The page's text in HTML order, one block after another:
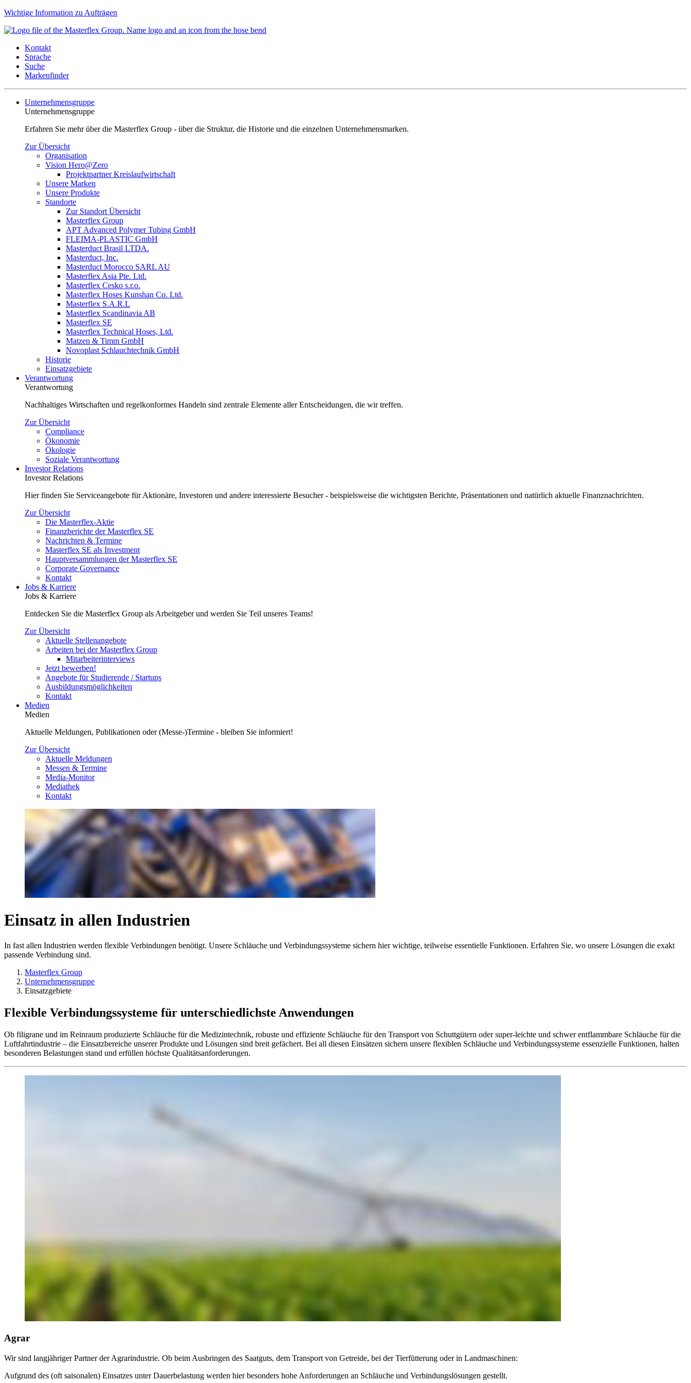
Wichtige Information zu Aufträgen
Kontakt
Sprache
Suche
Markenfinder
Unternehmensgruppe
Unternehmensgruppe
Erfahren Sie mehr über die Masterflex Group - über die Struktur, die Historie und die einzelnen Unternehmensmarken.
Zur Übersicht
Organisation
Vision Hero@Zero
Projektpartner Kreislaufwirtschaft
Unsere Marken
Unsere Produkte
Standorte
Zur Standort Übersicht
Masterflex Group
APT Advanced Polymer Tubing GmbH
FLEIMA-PLASTIC GmbH
Masterduct Brasil LTDA.
Masterduct, Inc.
Masterduct Morocco SARL AU
Masterflex Asia Pte. Ltd.
Masterflex Cesko s.r.o.
Masterflex Hoses Kunshan Co. Ltd.
Masterflex S.A.R.L
Masterflex Scandinavia AB
Masterflex SE
Masterflex Technical Hoses, Ltd.
Matzen & Timm GmbH
Novoplast Schlauchtechnik GmbH
Historie
Einsatzgebiete
Verantwortung
Verantwortung
Nachhaltiges Wirtschaften und regelkonformes Handeln sind zentrale Elemente aller Entscheidungen, die wir treffen.
Zur Übersicht
Compliance
Ökonomie
Ökologie
Soziale Verantwortung
Investor Relations
Investor Relations
Hier finden Sie Serviceangebote für Aktionäre, Investoren und andere interessierte Besucher - beispielsweise die wichtigsten Berichte, Präsentationen und natürlich aktuelle Finanznachrichten.
Zur Übersicht
Die Masterflex-Aktie
Finanzberichte der Masterflex SE
Nachrichten & Termine
Masterflex SE als Investment
Hauptversammlungen der Masterflex SE
Corporate Governance
Kontakt
Jobs & Karriere
Jobs & Karriere
Entdecken Sie die Masterflex Group als Arbeitgeber und werden Sie Teil unseres Teams!
Zur Übersicht
Aktuelle Stellenangebote
Arbeiten bei der Masterflex Group
Mitarbeiterinterviews
Jetzt bewerben!
Angebote für Studierende / Startups
Ausbildungsmöglichkeiten
Kontakt
Medien
Medien
Aktuelle Meldungen, Publikationen oder (Messe-)Termine - bleiben Sie informiert!
Zur Übersicht
Aktuelle Meldungen
Messen & Termine
Media-Monitor
Mediathek
Kontakt
Einsatz in allen Industrien
In fast allen Industrien werden flexible Verbindungen benötigt. Unsere Schläuche und Verbindungssysteme sichern hier wichtige, teilweise essentielle Funktionen. Erfahren Sie, wo unsere Lösungen die exakt
passende Verbindung sind.
Masterflex Group
Unternehmensgruppe
Einsatzgebiete
Flexible Verbindungssysteme für unterschiedlichste Anwendungen
Ob filigrane und im Reinraum produzierte Schläuche für die Medizintechnik, robuste und effiziente Schläuche für den Transport von Schuttgütern oder super-leichte und schwer entflammbare Schläuche für die
Luftfahrtindustrie – die Einsatzbereiche unserer Produkte und Lösungen sind breit gefächert. Bei all diesen Einsätzen sichern unsere flexiblen Schläuche und Verbindungssysteme essenzielle Funktionen, halten
besonderen Belastungen stand und erfüllen höchste Qualitätsanforderungen.
Agrar
Wir sind langjähriger Partner der Agrarindustrie. Ob beim Ausbringen des Saatguts, dem Transport von Getreide, bei der Tierfütterung oder in Landmaschinen:
Aufgrund des (oft saisonalen) Einsatzes unter Dauerbelastung werden hier besonders hohe Anforderungen an Schläuche und Verbindungslösungen gestellt.